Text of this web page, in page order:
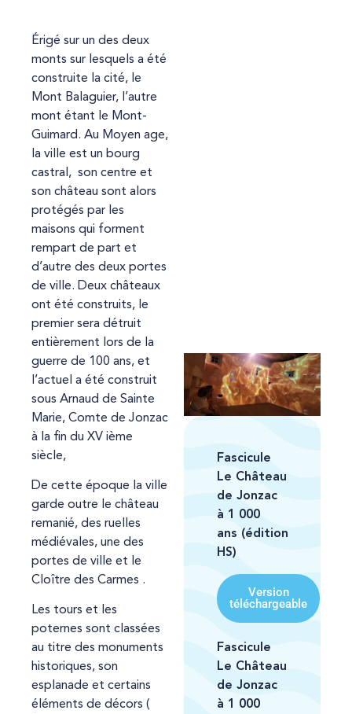
Érigé sur un des deux
monts sur lesquels a été
construite la cité, le
Mont Balaguier, l’autre
mont étant le Mont-
Guimard. Au Moyen age,
la ville est un bourg
castral, son centre et
son château sont alors
protégés par les
maisons qui forment
rempart de part et
d’autre des deux portes
de ville. Deux châteaux
ont été construits, le
premier sera détruit
entièrement lors de la
guerre de 100 ans, et
l’actuel a été construit
sous Arnaud de Sainte
Marie, Comte de Jonzac
à la fin du XV ième
siècle,
De cette époque la ville
garde outre le château
remanié, des ruelles
médiévales, une des
portes de ville et le
Cloître des Carmes .
Les tours et les
poternes sont classées
au titre des monuments
historiques, son
esplanade et certains
éléments de décors (
Fascicule
Le Château
de Jonzac
à 1 000
ans (édition
HS)
Version
téléchargeable
Fascicule
Le Château
de Jonzac
à 1 000